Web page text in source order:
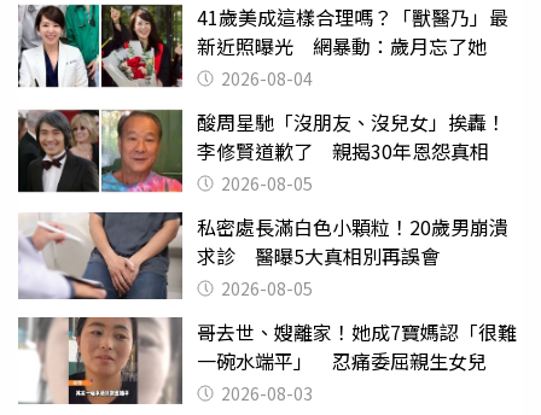
41歲美成這樣合理嗎？「獸醫乃」最
新近照曝光 網暴動：歲月忘了她
2026-08-04
酸周星馳「沒朋友、沒兒女」挨轟！
李修賢道歉了 親揭30年恩怨真相
2026-08-05
私密處長滿白色小顆粒！20歲男崩潰
求診 醫曝5大真相別再誤會
2026-08-05
哥去世、嫂離家！她成7寶媽認「很難
一碗水端平」 忍痛委屈親生女兒
2026-08-03